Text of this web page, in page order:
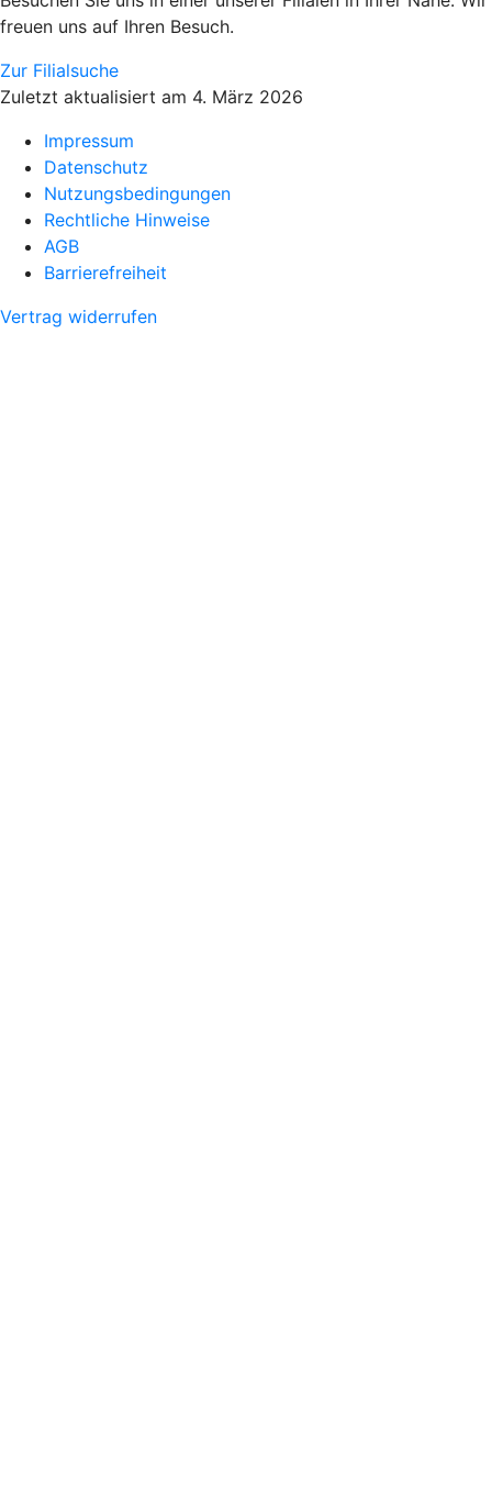
freuen uns auf Ihren Besuch.
Zur Filialsuche
Zuletzt aktualisiert am 4. März 2026
Impressum
Datenschutz
Nutzungsbedingungen
Rechtliche Hinweise
AGB
Barrierefreiheit
Vertrag widerrufen